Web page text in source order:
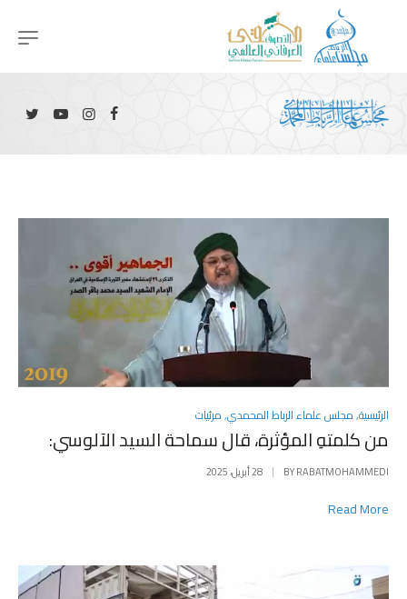
POSTED
IN
الرئيسية,مجلس علماء الرباط المحمدي,مرئيات
من كلمتهِ المؤثرة، قال سماحة السيد الآلوسي:
BYRABATMOHAMMEDI 28 أبريل، 2025
Read More